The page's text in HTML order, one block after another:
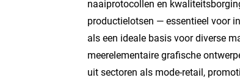
naaiprotocollen en
productielotsen — essentieel voor
als een ideale basis voor diverse
meerelementaire grafische
uit sectoren als mode-retail,